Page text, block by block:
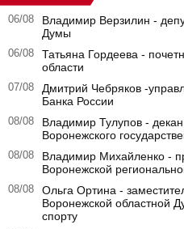
06/08
Владимир Верзилин -
Думы
06/08
Татьяна Гордеева -
области
07/08
Дмитрий Чебряков -
Банка России
08/08
Владимир Тулупов -
Воронежского
08/08
Владимир Михайленко -
Воронежской
08/08
Ольга Ортина -
Воронежской областной
спорту